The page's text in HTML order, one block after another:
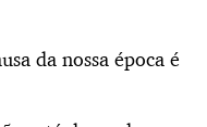
da nossa época é